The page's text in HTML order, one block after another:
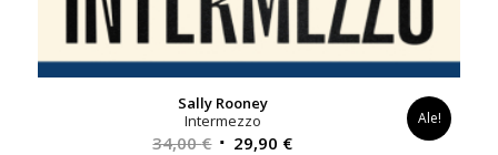
Sally Rooney
Intermezzo
34,00€ Alkuperäinen
29,90 €Nykyinen
Ale!